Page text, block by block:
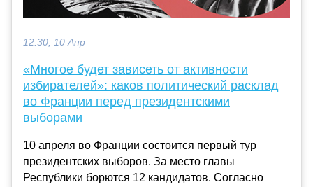
12:30, 10 Апр
«Многое будет зависеть от активности
избирателей»: каков политический расклад
во Франции перед президентскими
выборами
10 апреля во Франции состоится первый тур
президентских выборов. За место главы
Республики борются 12 кандидатов. Согласно